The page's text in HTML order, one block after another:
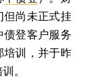
但尚未正式挂
债登客户服务
培训，并于昨
。